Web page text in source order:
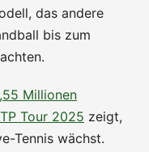
das andere
bis zum
Millionen
Tour 2025 zeigt,
Tennis wächst.